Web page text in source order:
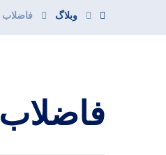
وبلاگ فاضلاب
فاضلاب